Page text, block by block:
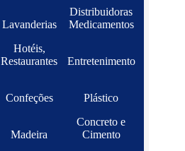
Lavanderias
Distribuidoras
Medicamentos
Hotéis,
Restaurantes
Entretenimento
Confeções Plástico
Madeira
Concreto e
Cimento